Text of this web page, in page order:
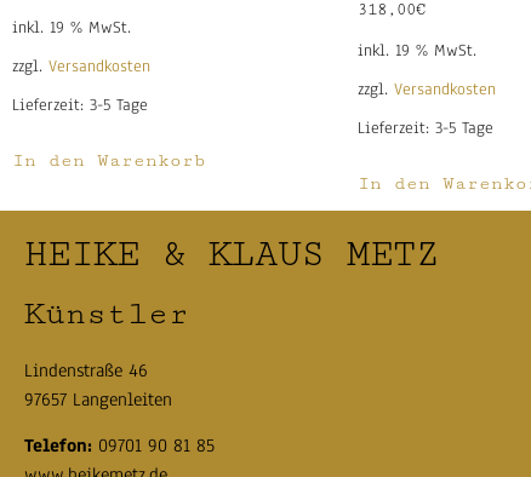
inkl. 19 % MwSt.
zzgl. Versandkosten
Lieferzeit: 3-5 Tage
In den Warenkorb
318,00€
inkl. 19 % MwSt.
zzgl. Versandkosten
Lieferzeit: 3-5 Tage
In den
HEIKE & KLAUS METZ
Künstler
Lindenstraße 46
97657 Langenleiten
Telefon: 09701 90 81 85